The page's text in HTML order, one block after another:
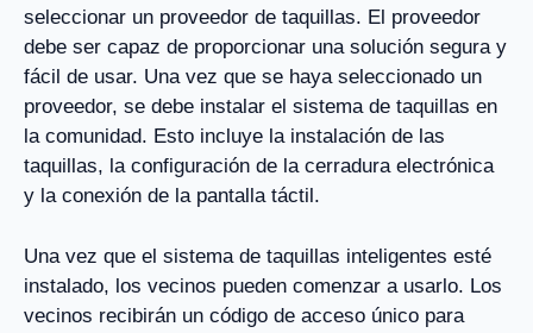
seleccionar un proveedor de taquillas. El proveedor
debe ser capaz de proporcionar una solución segura y
fácil de usar. Una vez que se haya seleccionado un
proveedor, se debe instalar el sistema de taquillas en
la comunidad. Esto incluye la instalación de las
taquillas, la configuración de la cerradura electrónica
y la conexión de la pantalla táctil.
Una vez que el sistema de taquillas inteligentes esté
instalado, los vecinos pueden comenzar a usarlo. Los
vecinos recibirán un código de acceso único para